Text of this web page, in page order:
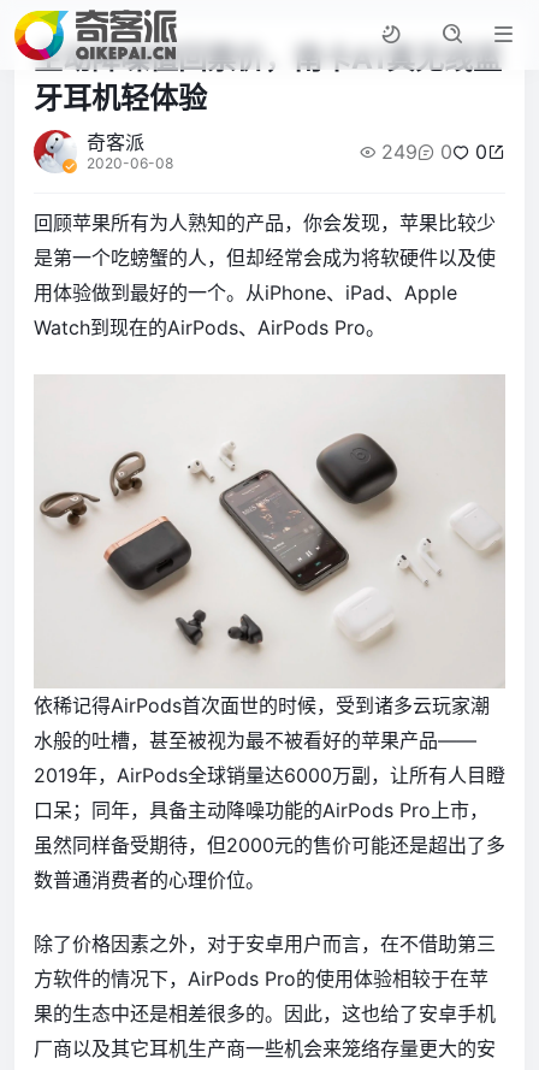
主动降噪值回票价，南卡A1真无线蓝
牙耳机轻体验
奇客派
2020-06-08 249 0 0
回顾苹果所有为人熟知的产品，你会发现，苹果比较少
是第一个吃螃蟹的人，但却经常会成为将软硬件以及使
用体验做到最好的一个。从iPhone、iPad、Apple
Watch到现在的AirPods、AirPods Pro。
依稀记得AirPods首次面世的时候，受到诸多云玩家潮
水般的吐槽，甚至被视为最不被看好的苹果产品——
2019年，AirPods全球销量达6000万副，让所有人目瞪
口呆；同年，具备主动降噪功能的AirPods Pro上市，
虽然同样备受期待，但2000元的售价可能还是超出了多
数普通消费者的心理价位。
除了价格因素之外，对于安卓用户而言，在不借助第三
方软件的情况下，AirPods Pro的使用体验相较于在苹
果的生态中还是相差很多的。因此，这也给了安卓手机
厂商以及其它耳机生产商一些机会来笼络存量更大的安